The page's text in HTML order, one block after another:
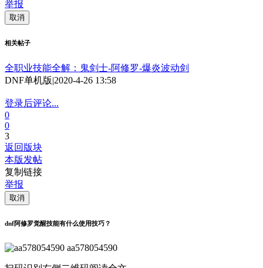
举报
取消
相关帖子
全职业技能全解：鬼剑士-阿修罗-爆炎波动剑
DNF单机版|2020-4-26 13:58
登录后评论...
0
0
3
返回版块
本版发帖
复制链接
举报
取消
dnf阿修罗觉醒技能有什么使用技巧？
aa578054590